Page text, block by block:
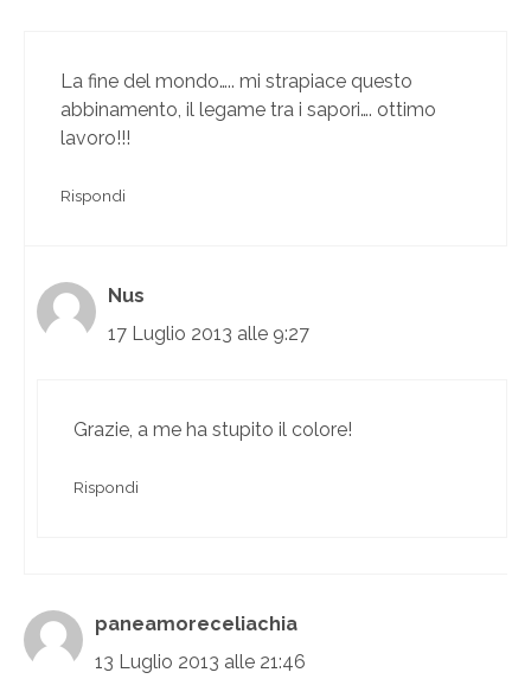
La fine del mondo….. mi strapiace questo
abbinamento, il legame tra i sapori…. ottimo
lavoro!!!
Rispondi
Nus
17 Luglio 2013 alle 9:27
Grazie, a me ha stupito il colore!
Rispondi
paneamoreceliachia
13 Luglio 2013 alle 21:46